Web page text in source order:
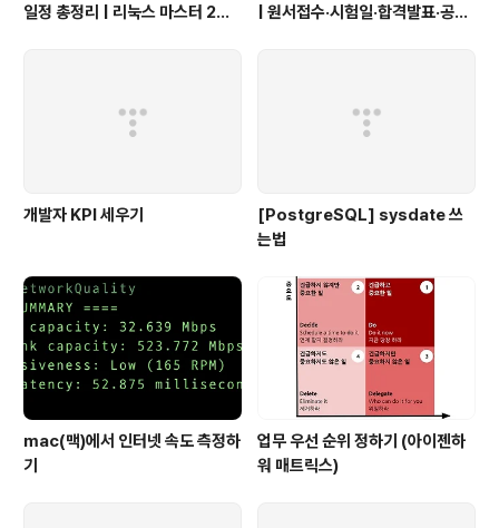
일정 총정리 | 리눅스 마스터 2급 1
| 원서접수·시험일·합격발표·공부
개발자 KPI 세우기
[PostgreSQL] sysdate 쓰
는법
mac(맥)에서 인터넷 속도 측정하
기
업무 우선 순위 정하기 (아이젠하
워 매트릭스)